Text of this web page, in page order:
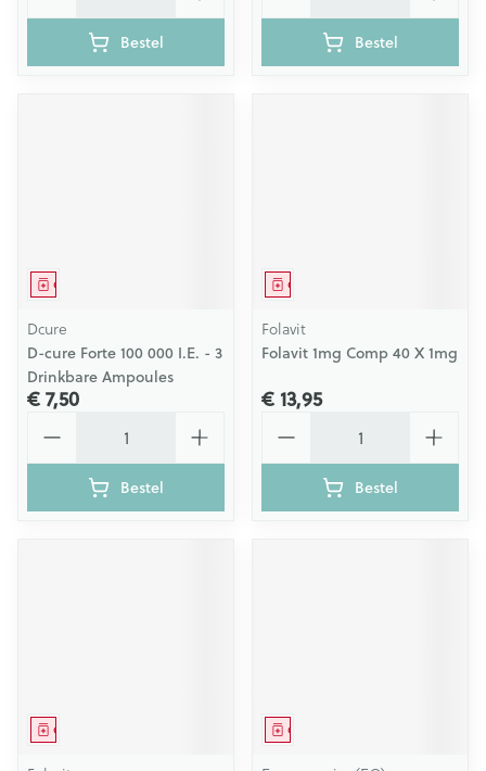
Bestel Bestel
Geneesmiddel
Dcure
D-cure Forte 100 000 I.E. - 3
Drinkbare Ampoules
€ 7,50
Bestel
Geneesmiddel
Folavit
Folavit 1mg Comp 40 X 1mg
€ 13,95
Bestel
Geneesmiddel Geneesmiddel